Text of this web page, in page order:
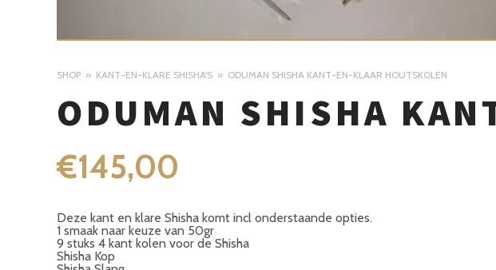
SHOP KANT-EN-KLARE SHISHA'S ODUMAN SHISHA KANT-EN-KLAAR HOUTSKOLEN
ODUMAN SHISHA
€145,00
Deze kant en klare Shisha komt incl onderstaande opties.
1 smaak naar keuze van 50gr
9 stuks 4 kant kolen voor de Shisha
Shisha Kop